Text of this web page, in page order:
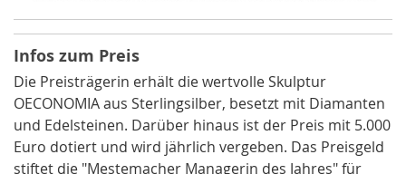
Infos zum Preis
Die Preisträgerin erhält die wertvolle Skulptur
OECONOMIAaus Sterlingsilber, besetzt mit Diamanten
und Edelsteinen. Darüber hinaus ist der Preis mit 5.000
Euro dotiert und wird jährlich vergeben. Das Preisgeld
stiftet die "Mestemacher Managerin des Jahres" für